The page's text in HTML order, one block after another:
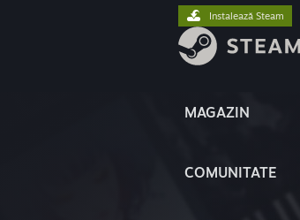
MAGAZIN
COMUNITATE
Instalează Steam